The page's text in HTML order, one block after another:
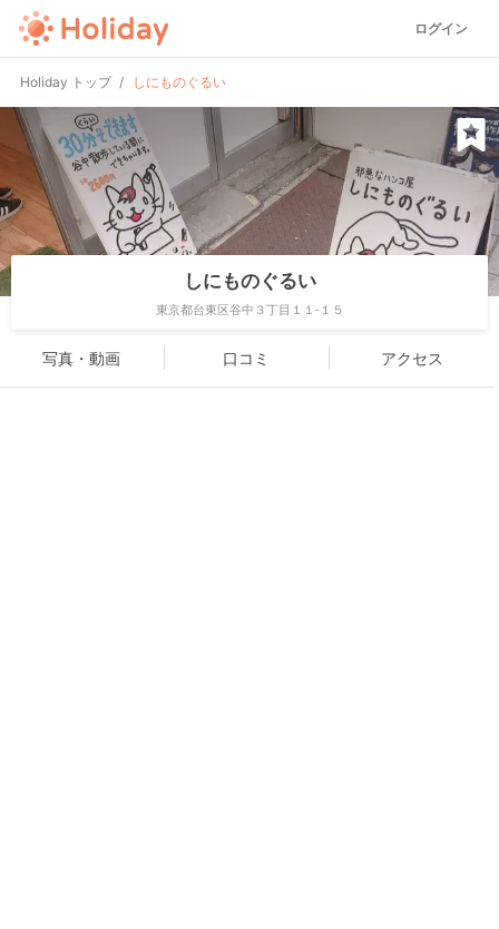
ログイン
Holiday トップ しにものぐるい
しにものぐるい
東京都台東区谷中３丁目１１-１５
写真・動画 口コミ アクセス